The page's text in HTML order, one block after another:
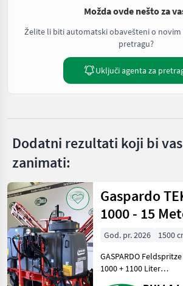
Možda ovde nešto za
Želite li biti automatski obavešteni o
pretragu?
Uključi agenta za
Dodatni rezultati koji bi
zanimati:
Gaspardo
1000 - 15
God. pr. 2026 1500
GASPARDO
1000 + 1100 Liter